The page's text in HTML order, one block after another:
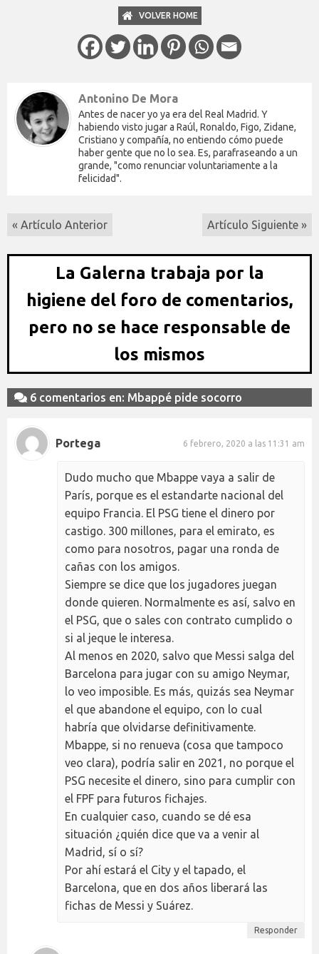
VOLVER HOME
Antonino De Mora
Antes de nacer yo ya era del Real Madrid. Y
habiendo visto jugar a Raúl, Ronaldo, Figo, Zidane,
Cristiano y compañía, no entiendo cómo puede
haber gente que no lo sea. Es, parafraseando a un
grande, "como renunciar voluntariamente a la
felicidad".
« Artículo Anterior Artículo Siguiente »
La Galerna trabaja por la
higiene del foro de comentarios,
pero no se hace responsable de
los mismos
6 comentarios en: Mbappé pide socorro
Portega 6 febrero, 2020 a las 11:31 am
Dudo mucho que Mbappe vaya a salir de
París, porque es el estandarte nacional del
equipo Francia. El PSG tiene el dinero por
castigo. 300 millones, para el emirato, es
como para nosotros, pagar una ronda de
cañas con los amigos.
Siempre se dice que los jugadores juegan
donde quieren. Normalmente es así, salvo en
el PSG, que o sales con contrato cumplido o
si al jeque le interesa.
Al menos en 2020, salvo que Messi salga del
Barcelona para jugar con su amigo Neymar,
lo veo imposible. Es más, quizás sea Neymar
el que abandone el equipo, con lo cual
habría que olvidarse definitivamente.
Mbappe, si no renueva (cosa que tampoco
veo clara), podría salir en 2021, no porque el
PSG necesite el dinero, sino para cumplir con
el FPF para futuros fichajes.
En cualquier caso, cuando se dé esa
situación ¿quién dice que va a venir al
Madrid, sí o sí?
Por ahí estará el City y el tapado, el
Barcelona, que en dos años liberará las
fichas de Messi y Suárez.
Responder